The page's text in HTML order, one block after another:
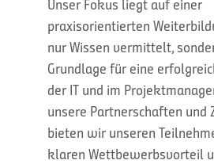
Unser Fokus liegt auf einer
praxisorientierten
nur Wissen vermittelt,
Grundlage für eine
der IT und im
unsere Partnerschaften und
bieten wir unseren
klaren Wettbewerbsvorteil